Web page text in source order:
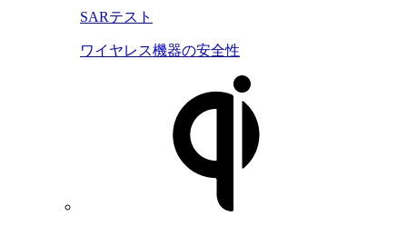
SARテスト
ワイヤレス機器の安全性